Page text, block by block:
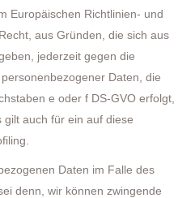
Europäischen Richtlinien- und
aus Gründen, die sich aus
jederzeit gegen die
Daten, die
e oder f DS-GVO erfolgt,
auch für ein auf diese
Daten im Falle des
denn, wir können zwingende